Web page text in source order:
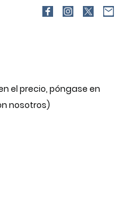
el precio, póngase en
nosotros)